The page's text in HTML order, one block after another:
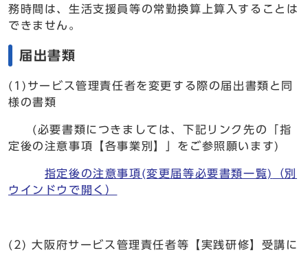
務時間は、生活支援員等の常勤換算上算入することは
できません。
届出書類
(1)サービス管理責任者を変更する際の届出書類と同
様の書類
(必要書類につきましては、下記リンク先の「指
定後の注意事項【各事業別】」をご参照願います)
指定後の注意事項(変更届等必要書類一覧)
（別
ウインドウで開く）
(2) 大阪府サービス管理責任者等【実践研修】受講に